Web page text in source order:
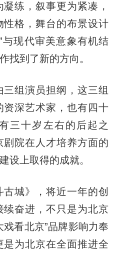
练，叙事更为紧凑，
格，舞台的布景设计
与现代审美意象有机结
找到了新的方向。
组演员担纲，这三组
深艺术家，也有四十
三十岁左右的后起之
院在人才培养方面的
设上取得的成就。
城》，将近一年的创
奋进，不只是为北京
看北京”品牌影响力奉
为北京在全面推进全